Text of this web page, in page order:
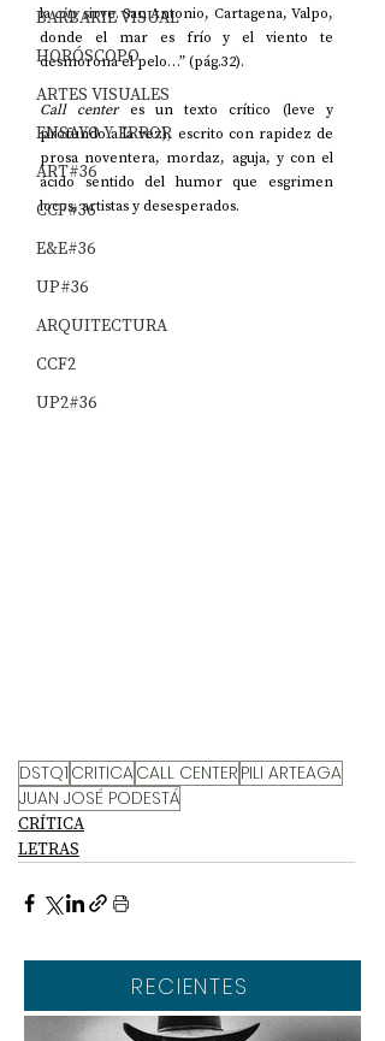
BARBARIE VISUAL
HORÓSCOPO
ARTES VISUALES
ENSAYO Y ERROR
ART#36
CCF#36
E&E#36
UP#36
ARQUITECTURA
CCF2
UP2#36
la city sirve. San Antonio, Cartagena, Valpo,
donde el mar es frío y el viento te
desmorona el pelo…” (pág.32).
Call center es un texto crítico (leve y
profundo a la vez), escrito con rapidez de
prosa noventera, mordaz, aguja, y con el
ácido sentido del humor que esgrimen
locos, artistas y desesperados.
DSTQ1 CRITICACALL CENTER PILI ARTEAGA
JUAN JOSÉ PODESTÁ
CRÍTICA
LETRAS
RECIENTES